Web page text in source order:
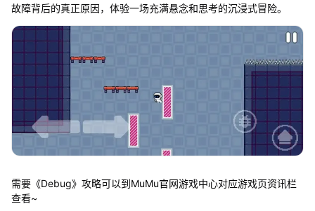
故障背后的真正原因，体验一场充满悬念和思考的沉浸式冒险。
需要《Debug》攻略可以到MuMu官网游戏中心对应游戏页资讯栏
查看~